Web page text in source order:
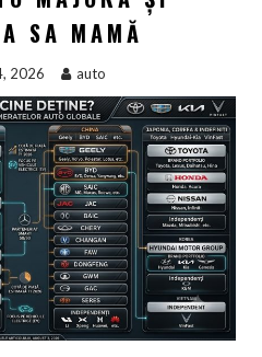
SA MAMĂ
2026 auto